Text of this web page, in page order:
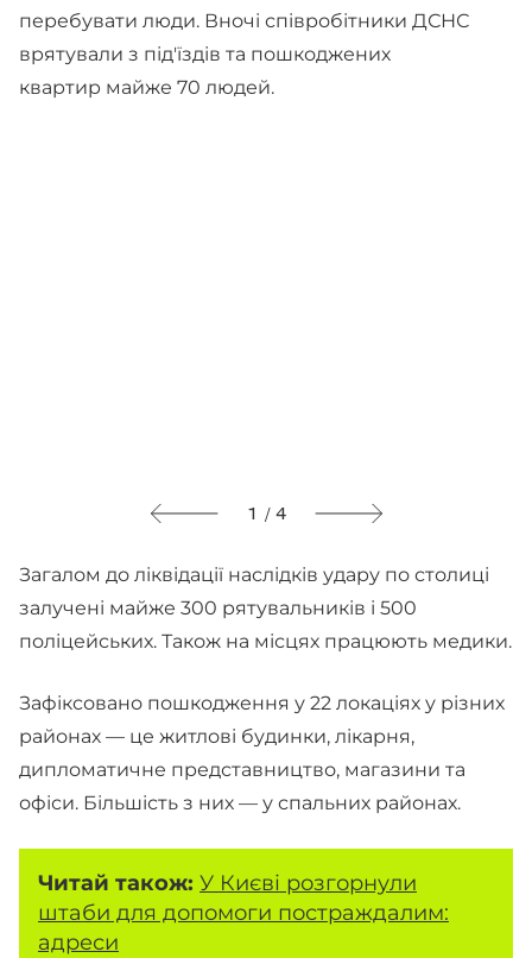
перебувати люди. Вночі співробітники ДСНС
врятували з під'їздів та пошкоджених
квартир майже 70 людей.
1 / 4
Загалом до ліквідації наслідків удару по столиці
залучені майже 300 рятувальників і 500
поліцейських. Також на місцях працюють медики.
Зафіксовано пошкодження у 22 локаціях у різних
районах — це житлові будинки, лікарня,
дипломатичне представництво, магазини та
офіси. Більшість з них — у спальних районах.
Читай також: У Києві розгорнули
штаби для допомоги постраждалим:
адреси